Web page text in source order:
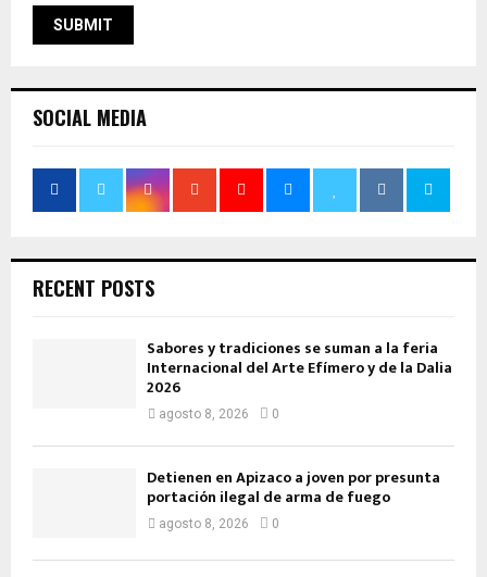
SOCIAL MEDIA
RECENT POSTS
Sabores y tradiciones se suman a la feria
Internacional del Arte Efímero y de la Dalia
2026
agosto 8, 2026 0
Detienen en Apizaco a joven por presunta
portación ilegal de arma de fuego
agosto 8, 2026 0